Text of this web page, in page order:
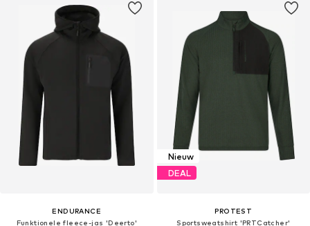
ENDURANCE
Funktionele fleece-jas 'Deerto'
Nieuw
DEAL
PROTEST
Sportsweatshirt 'PRTCatcher'